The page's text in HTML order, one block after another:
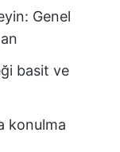
Genel
basit ve
konulma